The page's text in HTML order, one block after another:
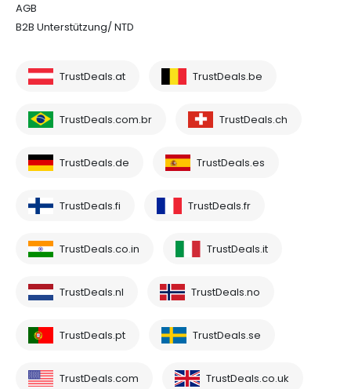
AGB
B2B Unterstützung/ NTD
TrustDeals.at TrustDeals.be
TrustDeals.com.br TrustDeals.ch
TrustDeals.de TrustDeals.es
TrustDeals.fi TrustDeals.fr
TrustDeals.co.in TrustDeals.it
TrustDeals.nl TrustDeals.no
TrustDeals.pt TrustDeals.se
TrustDeals.com TrustDeals.co.uk